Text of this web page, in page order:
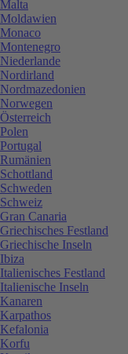
Malta
Moldawien
Monaco
Montenegro
Niederlande
Nordirland
Nordmazedonien
Norwegen
Österreich
Polen
Portugal
Rumänien
Schottland
Schweden
Schweiz
Gran Canaria
Griechisches Festland
Griechische Inseln
Ibiza
Italienisches Festland
Italienische Inseln
Kanaren
Karpathos
Kefalonia
Korfu